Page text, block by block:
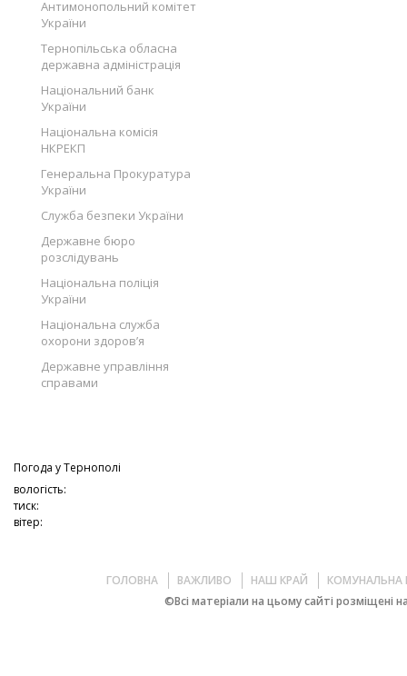
Антимонопольний комітет
України
Тернопільська обласна
державна адміністрація
Національний банк
України
Національна комісія
НКРЕКП
Генеральна Прокуратура
України
Служба безпеки України
Державне бюро
розслідувань
Національна поліція
України
Національна служба
охорони здоров’я
Державне управління
справами
Погода уТернополі
вологість:
тиск:
вітер:
ГОЛОВНА ВАЖЛИВО НАШ КРАЙ
КОМУНАЛЬНА
©Всі матеріали на цьому сайті розміщені